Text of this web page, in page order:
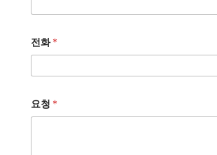
전화*
요청 *